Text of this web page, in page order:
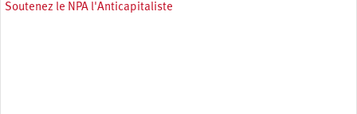
Soutenez le NPA l'Anticapitaliste